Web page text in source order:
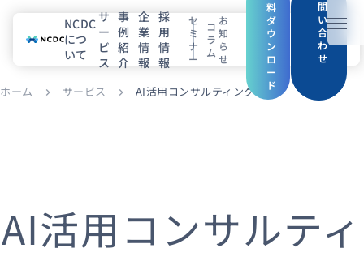
メニ
NCDCについて
サービス
採用情報
NCDC
につ
いて
サ
ー
ビ
ス
事
例
紹
介
企
業
情
報
採
用
情
報
セ
ミ
ナ
ー
コ
ラ
ム
お
知
ら
せ
料
ダ
ウ
ン
ロ
ー
ド
問
い
合
わ
せ
ホーム chevron_right サービス chevron_right AI活用コンサルティング
AI活用コンサルティ